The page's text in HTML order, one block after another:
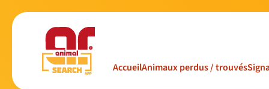
AccueilAnimaux perdus / trouvés